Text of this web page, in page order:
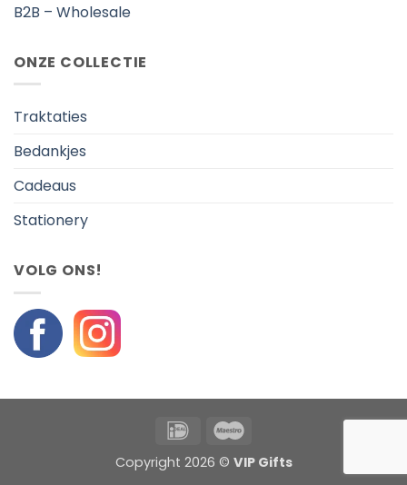
B2B – Wholesale
ONZE COLLECTIE
Traktaties
Bedankjes
Cadeaus
Stationery
VOLG ONS!
IDeal
Copyright 2026 © VIP Gifts